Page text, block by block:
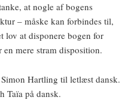
at nogle af bogens
– måske kan forbindes til,
lov at disponere bogen for
mere stram disposition.
Hartling til letlæst dansk.
Taïa på dansk.